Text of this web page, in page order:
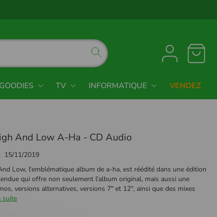
TV INFORMATIQUE VENDEZ
And Low A-Ha - CD Audio
15/11/2019
Low, l'emblématique album de a-ha, est réédité dans une édition
qui offre non seulement l'album original, mais aussi une
versions alternatives, versions 7" et 12", ainsi que des mixes
suite